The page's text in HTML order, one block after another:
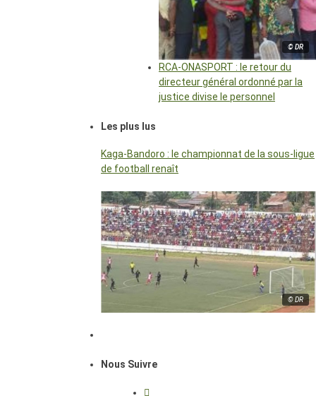
© DR
RCA-ONASPORT : le retour du
directeur général ordonné par la
justice divise le personnel
Les plus lus
Kaga-Bandoro : le championnat de la sous-ligue
de football renaît
© DR
Nous Suivre